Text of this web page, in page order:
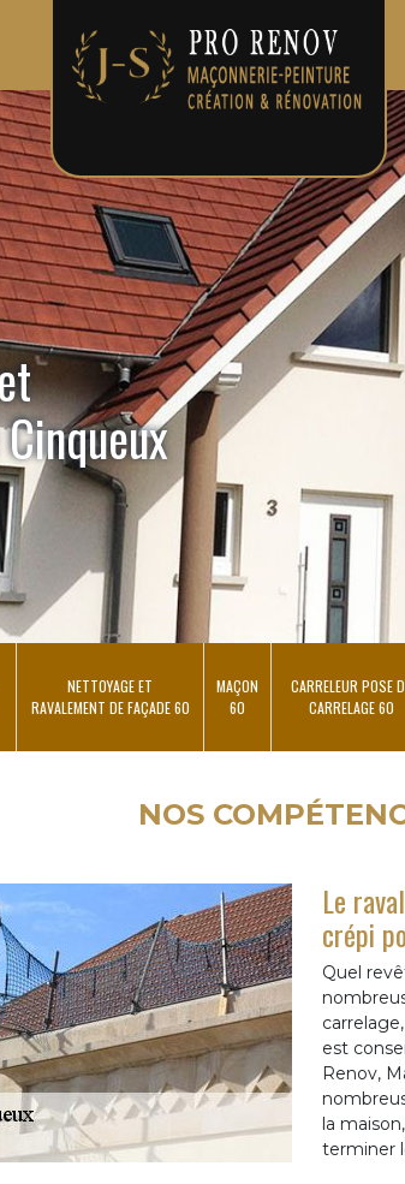
NETTOYAGE ET
RAVALEMENT DE FAÇADE 60
MAÇON
60
CARRELEUR POSE
CARRELAGE 60
NOS
Le
crépi
Quel
est
Renov,
la
terminer